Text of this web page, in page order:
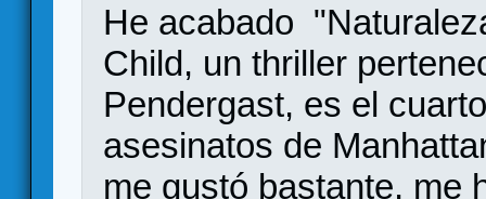
He acabado
Child, un thriller
Pendergast, es el
asesinatos de
me gustó bastante, me